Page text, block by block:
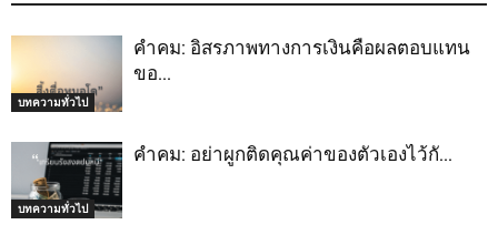
บทความทั่วไป
คำคม: อิสรภาพทางการเงินคือผลตอบแทน
ขอ…
บทความทั่วไป
คำคม: อย่าผูกติดคุณค่าของตัวเองไว้กั…